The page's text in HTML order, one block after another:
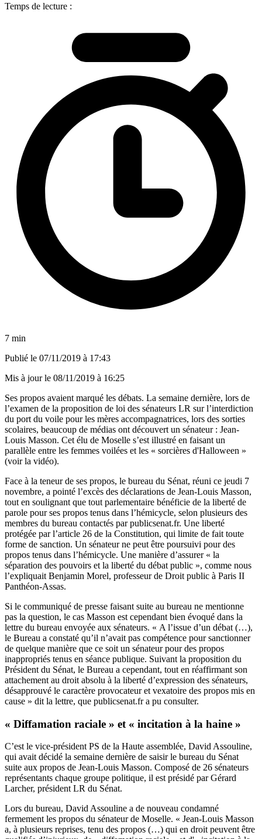
Temps de lecture :
7 min
Publié le 07/11/2019 à 17:43
Mis à jour le 08/11/2019 à 16:25
Ses propos avaient marqué les débats. La semaine dernière, lors de
l’examen de la proposition de loi des sénateurs LR sur l’interdiction
du port du voile pour les mères accompagnatrices, lors des sorties
scolaires, beaucoup de médias ont découvert un sénateur : Jean-
Louis Masson. Cet élu de Moselle s’est illustré en faisant un
parallèle entre les femmes voilées et les « sorcières d'Halloween »
(voir la vidéo).
Face à la teneur de ses propos, le bureau du Sénat, réuni ce jeudi 7
novembre, a pointé l’excès des déclarations de Jean-Louis Masson,
tout en soulignant que tout parlementaire bénéficie de la liberté de
parole pour ses propos tenus dans l’hémicycle, selon plusieurs des
membres du bureau contactés par publicsenat.fr. Une liberté
protégée par l’article 26 de la Constitution, qui limite de fait toute
forme de sanction. Un sénateur ne peut être poursuivi pour des
propos tenus dans l’hémicycle. Une manière d’assurer « la
séparation des pouvoirs et la liberté du débat public », comme nous
l’expliquait Benjamin Morel, professeur de Droit public à Paris II
Panthéon-Assas.
Si le communiqué de presse faisant suite au bureau ne mentionne
pas la question, le cas Masson est cependant bien évoqué dans la
lettre du bureau envoyée aux sénateurs. « A l’issue d’un débat (…),
le Bureau a constaté qu’il n’avait pas compétence pour sanctionner
de quelque manière que ce soit un sénateur pour des propos
inappropriés tenus en séance publique. Suivant la proposition du
Président du Sénat, le Bureau a cependant, tout en réaffirmant son
attachement au droit absolu à la liberté d’expression des sénateurs,
désapprouvé le caractère provocateur et vexatoire des propos mis en
cause » dit la lettre, que publicsenat.fr a pu consulter.
« Diffamation raciale » et « incitation à la haine »
C’est le vice-président PS de la Haute assemblée, David Assouline,
qui avait décidé la semaine dernière de saisir le bureau du Sénat
suite aux propos de Jean-Louis Masson. Composé de 26 sénateurs
représentants chaque groupe politique, il est présidé par Gérard
Larcher, président LR du Sénat.
Lors du bureau, David Assouline a de nouveau condamné
fermement les propos du sénateur de Moselle. « Jean-Louis Masson
a, à plusieurs reprises, tenu des propos (…) qui en droit peuvent être